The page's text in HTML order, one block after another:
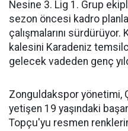
Nesine 3. Lig 1. Grup
sezon öncesi kadro
çalışmalarını sürdürüyor.
kalesini Karadeniz
gelecek vadeden genç
Zonguldakspor yönetimi,
yetişen 19 yaşındaki
Topçu'yu resmen